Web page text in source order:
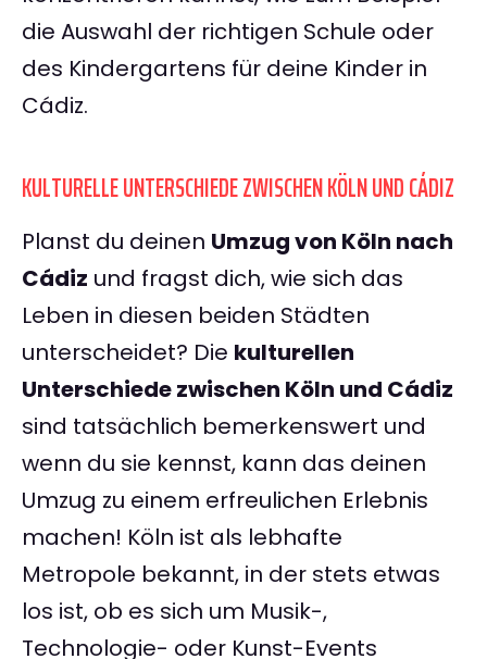
die Auswahl der richtigen Schule oder
des Kindergartens für deine Kinder in
Cádiz.
KULTURELLE UNTERSCHIEDE ZWISCHEN KÖLN UND CÁDIZ
Planst du deinen Umzug von Köln nach
Cádiz und fragst dich, wie sich das
Leben in diesen beiden Städten
unterscheidet? Die kulturellen
Unterschiede zwischen Köln und Cádiz
sind tatsächlich bemerkenswert und
wenn du sie kennst, kann das deinen
Umzug zu einem erfreulichen Erlebnis
machen! Köln ist als lebhafte
Metropole bekannt, in der stets etwas
los ist, ob es sich um Musik-,
Technologie- oder Kunst-Events